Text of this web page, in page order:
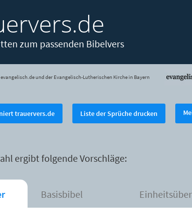
zum passenden Bibelvers
und der Evangelisch-Lutherischen Kirche in Bayern
trauervers.de Liste der Sprüche drucken
ergibt folgende Vorschläge:
Basisbibel